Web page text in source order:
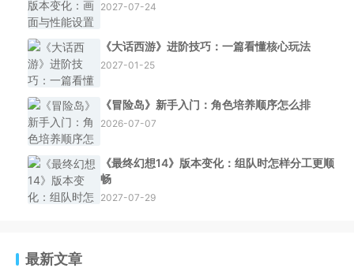
2027-07-24
《大话西游》进阶技巧：一篇看懂核心玩法
2027-01-25
《冒险岛》新手入门：角色培养顺序怎么排
2026-07-07
《最终幻想14》版本变化：组队时怎样分工更顺
畅
2027-07-29
最新文章